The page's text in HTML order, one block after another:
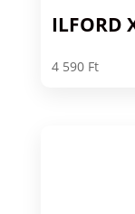
ILFORD
4 590 Ft